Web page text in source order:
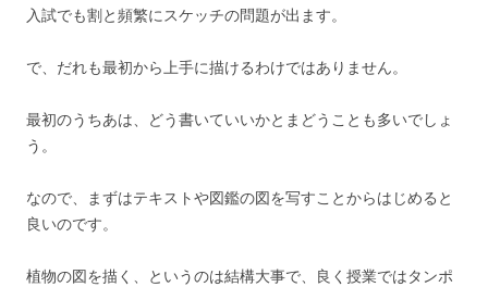
入試でも割と頻繁にスケッチの問題が出ます。
で、だれも最初から上手に描けるわけではありません。
最初のうちあは、どう書いていいかとまどうことも多いでしょ
う。
なので、まずはテキストや図鑑の図を写すことからはじめると
良いのです。
植物の図を描く、というのは結構大事で、良く授業ではタンポ